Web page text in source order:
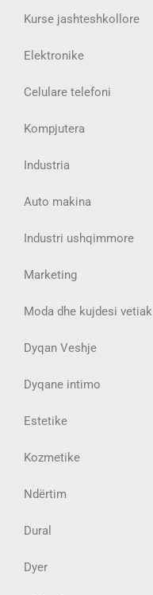
Kurse jashteshkollore
Elektronike
Celulare telefoni
Kompjutera
Industria
Auto makina
Industri ushqimmore
Marketing
Moda dhe kujdesi vetiak
Dyqan Veshje
Dyqane intimo
Estetike
Kozmetike
Ndërtim
Dural
Dyer